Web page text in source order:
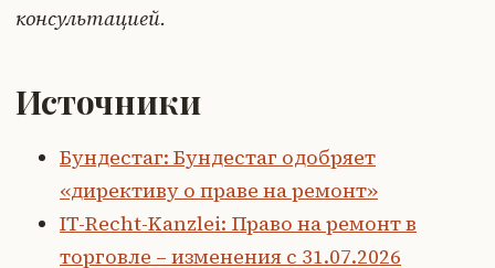
консультацией.
Источники
Бундестаг: Бундестаг одобряет
«директиву о праве на ремонт»
IT-Recht-Kanzlei: Право на ремонт в
торговле – изменения с 31.07.2026